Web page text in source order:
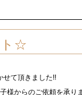
ト☆
せて頂きました!!
様からのご依頼を承り